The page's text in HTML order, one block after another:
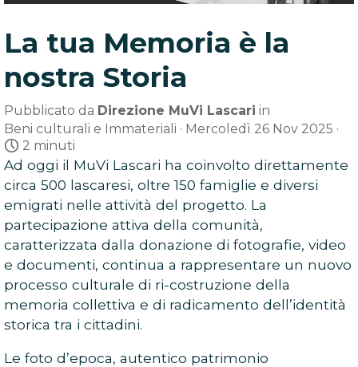
La tua Memoria è la
nostra Storia
Pubblicato da Direzione MuVi Lascari in
Beni culturali e Immateriali · Mercoledì 26 Nov 2025 ·
2 minuti
Ad oggi il MuVi Lascari ha coinvolto direttamente
circa 500 lascaresi, oltre 150 famiglie e diversi
emigrati nelle attività del progetto. La
partecipazione attiva della comunità,
caratterizzata dalla donazione di fotografie, video
e documenti, continua a rappresentare un nuovo
processo culturale di ri-costruzione della
memoria collettiva e di radicamento dell’identità
storica tra i cittadini.
Le foto d’epoca, autentico patrimonio